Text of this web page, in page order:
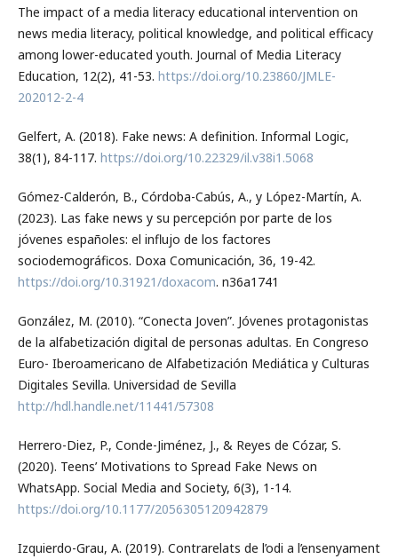
The impact of a media literacy educational intervention on
news media literacy, political knowledge, and political efficacy
among lower-educated youth. Journal of Media Literacy
Education, 12(2), 41-53. https://doi.org/10.23860/JMLE-
202012-2-4
Gelfert, A. (2018). Fake news: A definition. Informal Logic,
38(1), 84-117. https://doi.org/10.22329/il.v38i1.5068
Gómez-Calderón, B., Córdoba-Cabús, A., y López-Martín, A.
(2023). Las fake news y su percepción por parte de los
jóvenes españoles: el influjo de los factores
sociodemográficos. Doxa Comunicación, 36, 19-42.
https://doi.org/10.31921/doxacom. n36a1741
González, M. (2010). “Conecta Joven”. Jóvenes protagonistas
de la alfabetización digital de personas adultas. En Congreso
Euro- Iberoamericano de Alfabetización Mediática y Culturas
Digitales Sevilla. Universidad de Sevilla
http://hdl.handle.net/11441/57308
Herrero-Diez, P., Conde-Jiménez, J., & Reyes de Cózar, S.
(2020). Teens’ Motivations to Spread Fake News on
WhatsApp. Social Media and Society, 6(3), 1-14.
https://doi.org/10.1177/2056305120942879
Izquierdo-Grau, A. (2019). Contrarelats de l’odi a l’ensenyament